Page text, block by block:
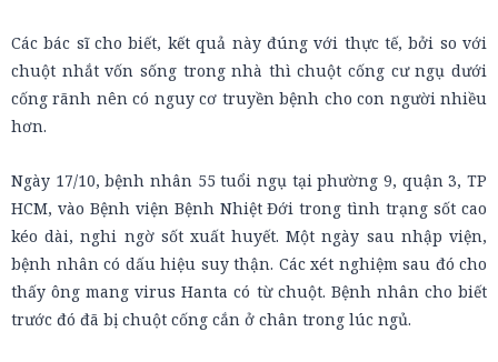
Các bác sĩ cho biết, kết quả này đúng với thực tế, bởi so với
chuột nhắt vốn sống trong nhà thì chuột cống cư ngụ dưới
cống rãnh nên có nguy cơ truyền bệnh cho con người nhiều
hơn.
Ngày 17/10, bệnh nhân 55 tuổi ngụ tại phường 9, quận 3, TP
HCM, vào Bệnh viện Bệnh Nhiệt Đới trong tình trạng sốt cao
kéo dài, nghi ngờ sốt xuất huyết. Một ngày sau nhập viện,
bệnh nhân có dấu hiệu suy thận. Các xét nghiệm sau đó cho
thấy ông mang virus Hanta có từ chuột. Bệnh nhân cho biết
trước đó đã bị chuột cống cắn ở chân trong lúc ngủ.